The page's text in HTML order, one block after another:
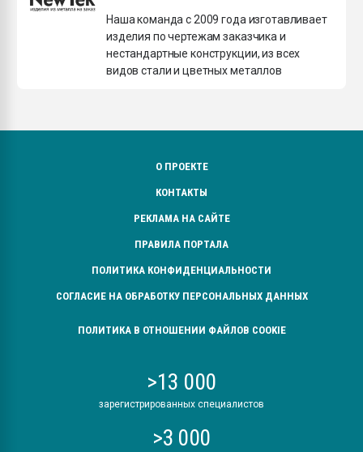
ПЕРЕЙТИ НА
Наша команда с 2009 года изготавливает
изделия по чертежам заказчика и
нестандартные конструкции, из всех
видов стали и цветных металлов
О ПРОЕКТЕ
КОНТАКТЫ
РЕКЛАМА НА САЙТЕ
ПРАВИЛА ПОРТАЛА
ПОЛИТИКА КОНФИДЕНЦИАЛЬНОСТИ
СОГЛАСИЕ НА ОБРАБОТКУ ПЕРСОНАЛЬНЫХ ДАННЫХ
ПОЛИТИКА В ОТНОШЕНИИ ФАЙЛОВ COOKIE
>13 000
зарегистрированных специалистов
>3 000